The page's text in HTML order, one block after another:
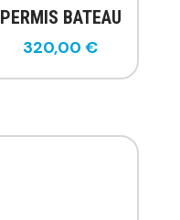
PERMIS BATEAU
320,00€